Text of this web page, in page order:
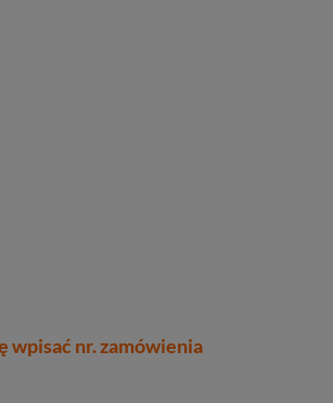
wpisać nr. zamówienia